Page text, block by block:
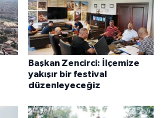
Başkan Zencirci: İlçemize
yakışır bir festival
düzenleyeceğiz